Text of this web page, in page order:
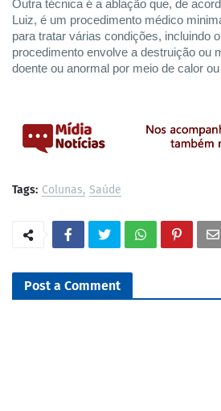
Outra técnica é a ablação que, de
Luiz, é um procedimento médico
para tratar várias condições, incluindo
procedimento envolve a destruição ou
doente ou anormal por meio de calor ou
Tags: Colunas Saúde
Post a Comment